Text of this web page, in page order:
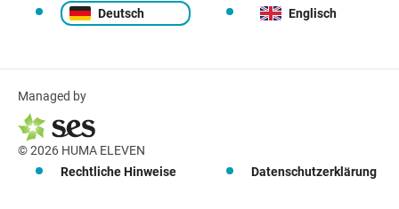
Deutsch Englisch
Managed by
© 2026 HUMA ELEVEN
Rechtliche Hinweise
Datenschutzerklärung